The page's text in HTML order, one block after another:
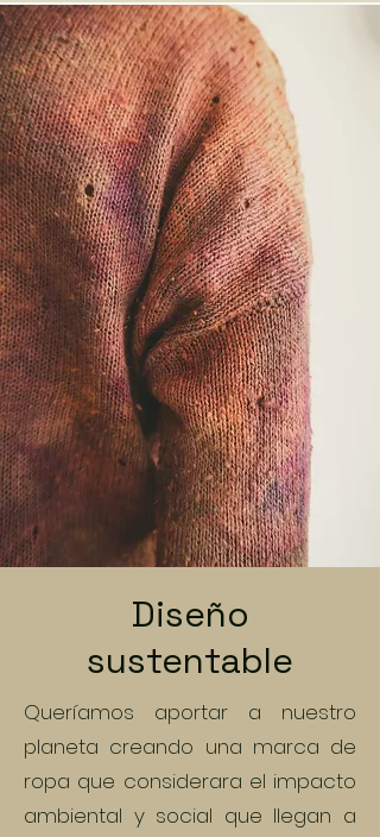
Diseño
sustentable
Queríamos aportar a nuestro
planeta creando una marca de
ropa que considerara el impacto
ambiental y social que llegan a